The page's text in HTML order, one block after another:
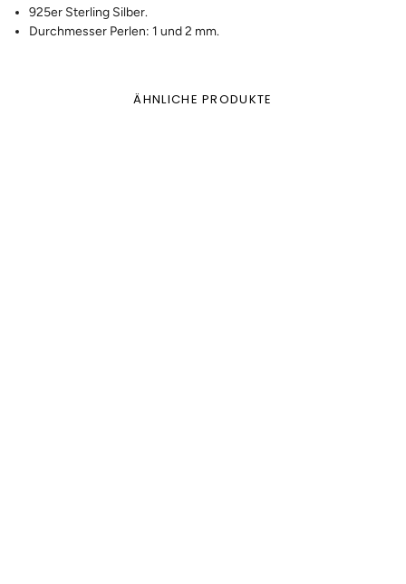
925er Sterling Silber.
Durchmesser Perlen: 1 und 2 mm.
ÄHNLICHE PRODUKTE